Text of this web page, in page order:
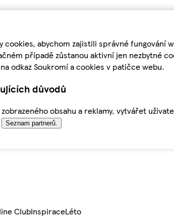
abychom zajistili správné
případě zůstanou aktivní jen nezbytné
odkaz Soukromí a cookies v patičce webu.
důvodů
obsahu a reklamy, vytvářet
Seznam partnerů.
ClubInspiraceLéto